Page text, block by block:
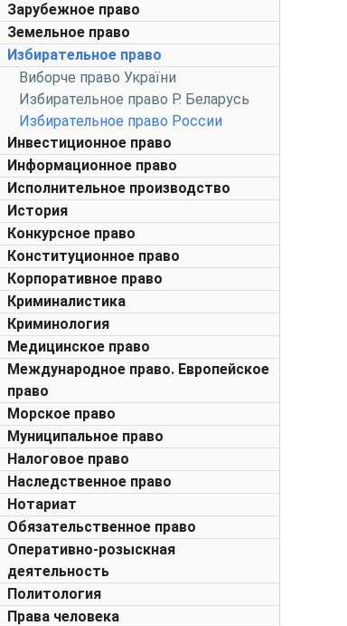
Зарубежное право
Земельное право
Избирательное право
Виборче право України
Избирательное право Р. Беларусь
Избирательное право России
Инвестиционное право
Информационное право
Исполнительное производство
История
Конкурсное право
Конституционное право
Корпоративное право
Криминалистика
Криминология
Медицинское право
Международное право. Европейское
право
Морское право
Муниципальное право
Налоговое право
Наследственное право
Нотариат
Обязательственное право
Оперативно-розыскная
деятельность
Политология
Права человека